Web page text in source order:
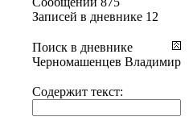
Записей в дневнике 12
Поиск в дневнике
Черномашенцев Владимир
Содержит текст: